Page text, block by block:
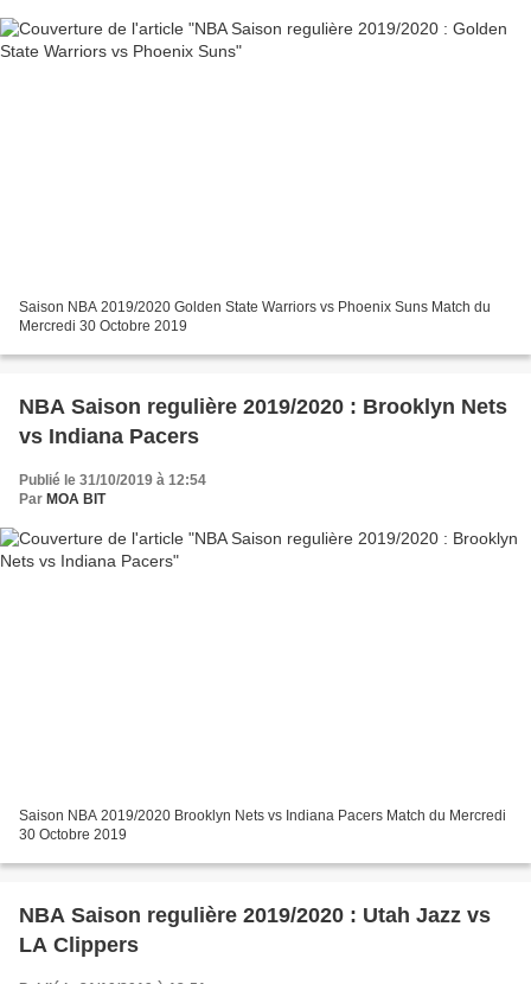
Saison NBA 2019/2020 Golden State Warriors vs Phoenix Suns Match du
Mercredi 30 Octobre 2019
NBA Saison regulière 2019/2020 : Brooklyn Nets
vs Indiana Pacers
Publié le 31/10/2019 à 12:54
Par MOA BIT
Saison NBA 2019/2020 Brooklyn Nets vs Indiana Pacers Match du Mercredi
30 Octobre 2019
NBA Saison regulière 2019/2020 : Utah Jazz vs
LA Clippers